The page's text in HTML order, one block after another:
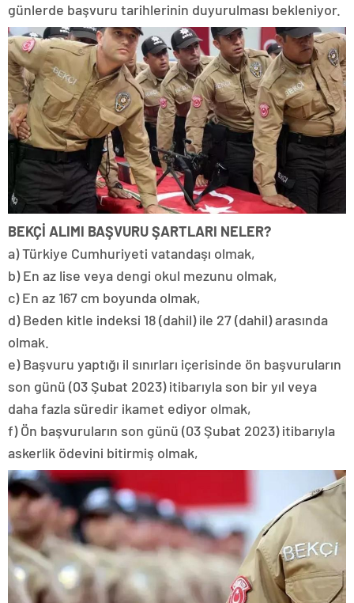
günlerde başvuru tarihlerinin duyurulması bekleniyor.
BEKÇİ ALIMI BAŞVURU ŞARTLARI NELER?
a) Türkiye Cumhuriyeti vatandaşı olmak,
b) En az lise veya dengi okul mezunu olmak,
c) En az 167 cm boyunda olmak,
d) Beden kitle indeksi 18 (dahil) ile 27 (dahil) arasında
olmak.
e) Başvuru yaptığı il sınırları içerisinde ön başvuruların
son günü (03 Şubat 2023) itibarıyla son bir yıl veya
daha fazla süredir ikamet ediyor olmak,
f) Ön başvuruların son günü (03 Şubat 2023) itibarıyla
askerlik ödevini bitirmiş olmak,